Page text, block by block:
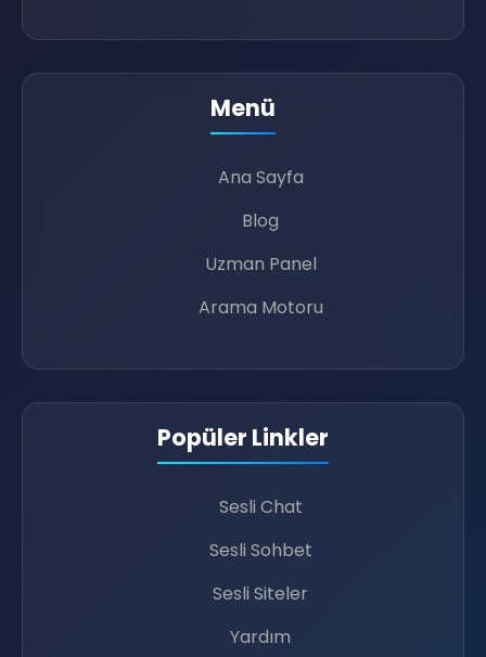
Menü
Ana Sayfa
Blog
Uzman Panel
Arama Motoru
Popüler Linkler
Sesli Chat
Sesli Sohbet
Sesli Siteler
Yardım